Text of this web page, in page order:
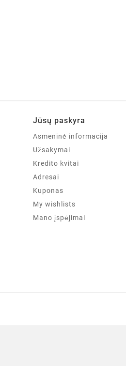
Jūsų paskyra
Asmeninė informacija
Užsakymai
Kredito kvitai
Adresai
Kuponas
My wishlists
Mano įspėjimai